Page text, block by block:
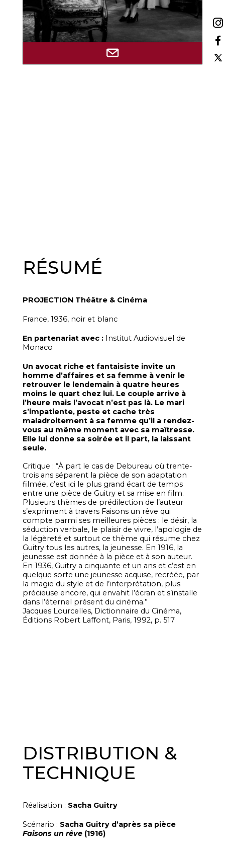
RÉSUMÉ
PROJECTION Théâtre & Cinéma
France, 1936, noir et blanc
En partenariat avec :Institut Audiovisuel de
Monaco
Un avocat riche et fantaisiste invite un
homme d’affaires et sa femme à venir le
retrouver le lendemain à quatre heures
moins le quart chez lui. Le couple arrive à
l’heure mais l’avocat n’est pas là. Le mari
s’impatiente, peste et cache très
maladroitement à sa femme qu’il a rendez-
vous au même moment avec sa maîtresse.
Elle lui donne sa soirée et il part, la laissant
seule.
Critique : “À part le cas de Debureau où trente-
trois ans séparent la pièce de son adaptation
filmée, c’est ici le plus grand écart de temps
entre une pièce de Guitry et sa mise en film.
Plusieurs thèmes de prédilection de l’auteur
s’expriment à travers Faisons un rêve qui
compte parmi ses meilleures pièces : le désir, la
séduction verbale, le plaisir de vivre, l’apologie de
la légèreté et surtout ce thème qui résume chez
Guitry tous les autres, la jeunesse. En 1916, la
jeunesse est donnée à la pièce et à son auteur.
En 1936, Guitry a cinquante et un ans et c’est en
quelque sorte une jeunesse acquise, recréée, par
la magie du style et de l’interprétation, plus
précieuse encore, qui envahit l’écran et s’installe
dans l’éternel présent du cinéma.”
Jacques Lourcelles, Dictionnaire du Cinéma,
Éditions Robert Laffont, Paris, 1992, p. 517
DISTRIBUTION &
TECHNIQUE
Réalisation : Sacha Guitry
Scénario : Sacha Guitry d’après sa pièce
Faisons un rêve(1916)